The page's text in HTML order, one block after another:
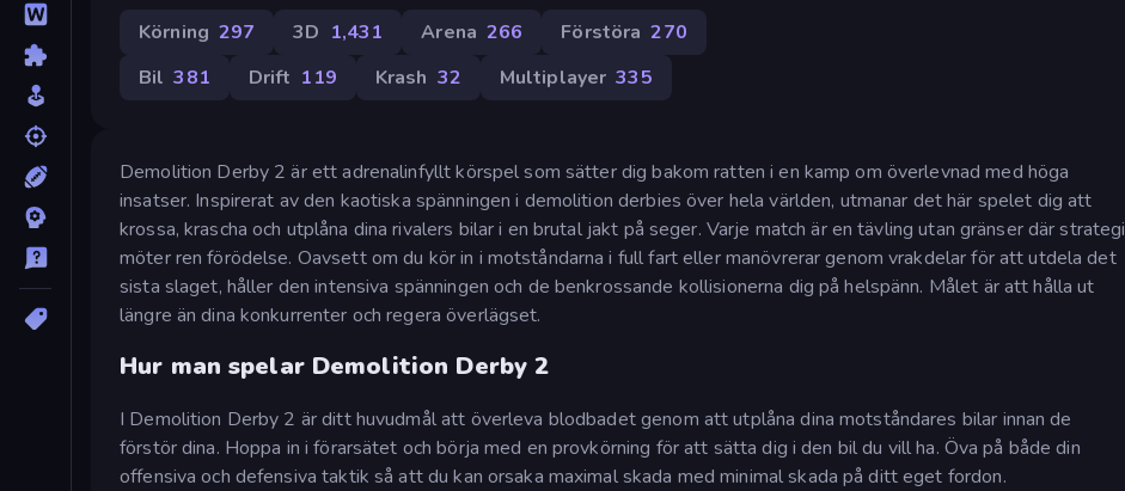
Körning 297 3D 1,431 Arena 266 Förstöra 270
Bil 381 Drift 119 Krash 32 Multiplayer 335
Demolition Derby 2 är ett adrenalinfyllt körspel som sätter dig bakom ratten i en kamp om överlevnad med höga
insatser. Inspirerat av den kaotiska spänningen i demolition derbies över hela världen, utmanar det här spelet dig att
krossa, krascha och utplåna dina rivalers bilar i en brutal jakt på seger. Varje match är en tävling utan gränser där strategi
möter ren förödelse. Oavsett om du kör in i motståndarna i full fart eller manövrerar genom vrakdelar för att utdela det
sista slaget, håller den intensiva spänningen och de benkrossande kollisionerna dig på helspänn. Målet är att hålla ut
längre än dina konkurrenter och regera överlägset.
Hur man spelar Demolition Derby 2
I Demolition Derby 2 är ditt huvudmål att överleva blodbadet genom att utplåna dina motståndares bilar innan de
förstör dina. Hoppa in i förarsätet och börja med en provkörning för att sätta dig i den bil du vill ha. Öva på både din
offensiva och defensiva taktik så att du kan orsaka maximal skada med minimal skada på ditt eget fordon.